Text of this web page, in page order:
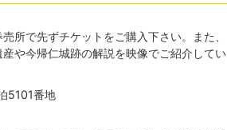
所で先ずチケットをご購入下さい。また、
や今帰仁城跡の解説を映像でご紹介してい
5101番地